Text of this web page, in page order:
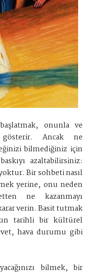
onunla ve
gösterir. Ancak ne
bilmediğiniz için
azaltabilirsiniz:
Bir sohbeti nasıl
yerine, onu neden
ne kazanmayı
verin. Basit tutmak
tarihli bir kültürel
hava durumu gibi
bilmek, bir